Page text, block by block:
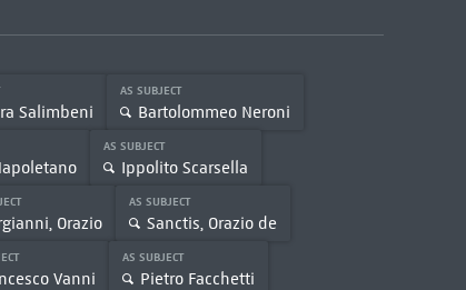
Salimbeni
AS SUBJECT
Bartolommeo Neroni
AS SUBJECT
Ippolito Scarsella
Orazio
AS SUBJECT
Sanctis, Orazio de
Vanni
AS SUBJECT
Pietro Facchetti